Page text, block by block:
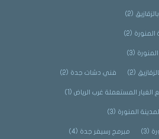
(2)
(2)
(3)
(2) فني دشات جدة (2)
الغيار المستعملة غرب الرياض(1)
المنورة (3)
(3) مبرمج رسيفر جدة (4)